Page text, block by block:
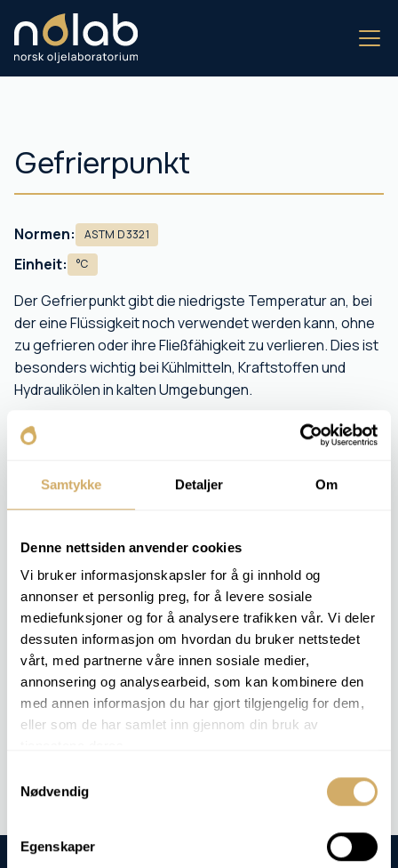
Samtykke Detaljer Om
Denne nettsiden anvender cookies
Vi bruker informasjonskapsler for å gi innhold og
annonser et personlig preg, for å levere sosiale
mediefunksjoner og for å analysere trafikken vår. Vi deler
dessuten informasjon om hvordan du bruker nettstedet
vårt, med partnerne våre innen sosiale medier,
annonsering og analysearbeid, som kan kombinere den
med annen informasjon du har gjort tilgjengelig for dem,
eller som de har samlet inn gjennom din bruk av
Nødvendig
Egenskaper
Gefrierpunkt
Normen: ASTM D3321
Einheit: °C
Der Gefrierpunkt gibt die niedrigste Temperatur an, bei
der eine Flüssigkeit noch verwendet werden kann, ohne
zu gefrieren oder ihre Fließfähigkeit zu verlieren. Dies ist
besonders wichtig bei Kühlmitteln, Kraftstoffen und
Hydraulikölen in kalten Umgebungen.
Die Messung erfolgt durch kontrolliertes Abkühlen der
Probe bis zum Auftreten erster Anzeichen von
Der Kunde erhält die Bestätigung, dass die Flüssigkeit
und kann somit vor dem Wintereinsatz oder dem Einsatz
in der Arktis entsprechende Vorkehrungen treffen.
RELEVANTE ANALYSEPAKETE
KÜHLMITTEL 1
KÜHLMITTEL 2
KÜHLMITTEL 3